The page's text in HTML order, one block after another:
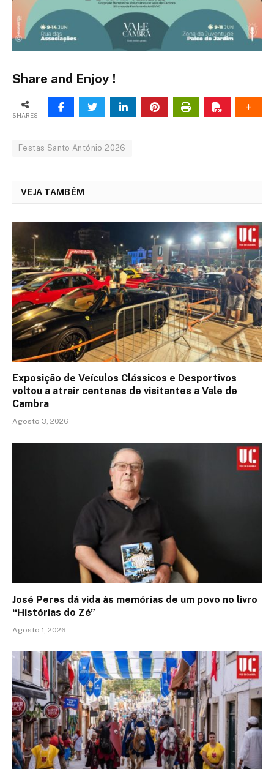
Share and Enjoy !
SHARES
Festas Santo António 2026
VEJA TAMBÉM
Exposição de Veículos Clássicos e Desportivos
voltou a atrair centenas de visitantes a Vale de
Cambra
Agosto 3, 2026
José Peres dá vida às memórias de um povo no livro
“Histórias do Zé”
Agosto 1, 2026